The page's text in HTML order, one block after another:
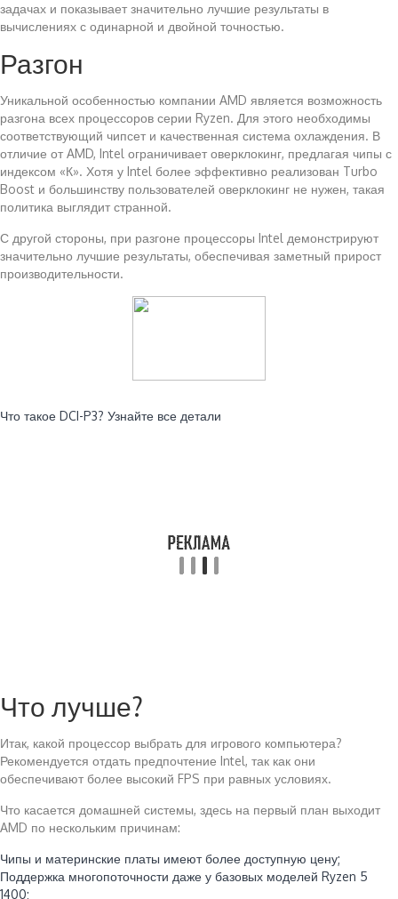
задачах и показывает значительно лучшие результаты в
вычислениях с одинарной и двойной точностью.
Разгон
Уникальной особенностью компании AMD является возможность
разгона всех процессоров серии Ryzen. Для этого необходимы
соответствующий чипсет и качественная система охлаждения. В
отличие от AMD, Intel ограничивает оверклокинг, предлагая чипы с
индексом «К». Хотя у Intel более эффективно реализован Turbo
Boost и большинству пользователей оверклокинг не нужен, такая
политика выглядит странной.
С другой стороны, при разгоне процессоры Intel демонстрируют
значительно лучшие результаты, обеспечивая заметный прирост
производительности.
Что такое DCI-P3? Узнайте все детали
Что лучше?
Итак, какой процессор выбрать для игрового компьютера?
Рекомендуется отдать предпочтение Intel, так как они
обеспечивают более высокий FPS при равных условиях.
Что касается домашней системы, здесь на первый план выходит
AMD по нескольким причинам:
Чипы и материнские платы имеют более доступную цену;
Поддержка многопоточности даже у базовых моделей Ryzen 5
1400;